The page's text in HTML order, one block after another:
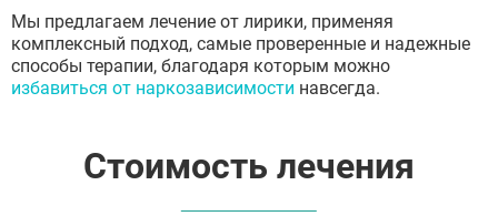
Мы предлагаем лечение от лирики, применяя
комплексный подход, самые проверенные и надежные
способы терапии, благодаря которым можно
избавиться от наркозависимости навсегда.
Стоимость лечения